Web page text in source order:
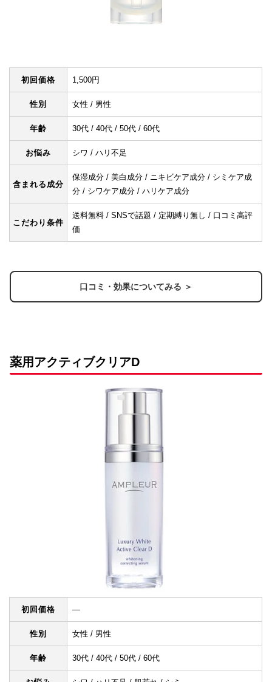
初回価格 1,500円
性別 女性 / 男性
年齢 30代 / 40代 / 50代 / 60代
お悩み シワ / ハリ不足
含まれる成分
保湿成分 / 美白成分 / ニキビケア成分 / シミケア成
分 / シワケア成分 / ハリケア成分
こだわり条件
送料無料 / SNSで話題 / 定期縛り無し / 口コミ高評
価
口コミ・効果についてみる ＞
薬用アクティブクリアD
初回価格 ―
性別 女性 / 男性
年齢 30代 / 40代 / 50代 / 60代